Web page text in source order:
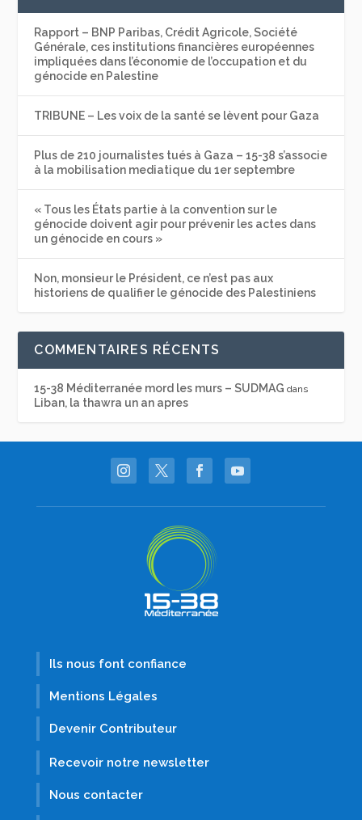
Rapport – BNP Paribas, Crédit Agricole, Société
Générale, ces institutions financières européennes
impliquées dans l’économie de l’occupation et du
génocide en Palestine
TRIBUNE – Les voix de la santé se lèvent pour Gaza
Plus de 210 journalistes tués à Gaza – 15-38 s’associe
à la mobilisation mediatique du 1er septembre
« Tous les États partie à la convention sur le
génocide doivent agir pour prévenir les actes dans
un génocide en cours »
Non, monsieur le Président, ce n’est pas aux
historiens de qualifier le génocide des Palestiniens
COMMENTAIRES RÉCENTS
15-38 Méditerranée mord les murs – SUDMAG dans
Liban, la thawra un an apres
Ils nous font confiance
Mentions Légales
Devenir Contributeur
Recevoir notre newsletter
Nous contacter